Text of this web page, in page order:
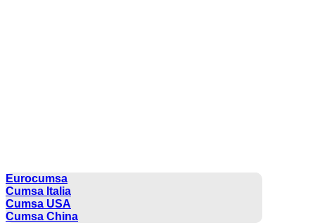
Eurocumsa
Cumsa Italia
Cumsa USA
Cumsa China